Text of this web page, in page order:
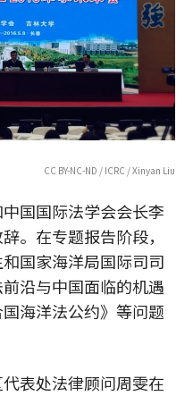
CC BY-NC-ND / ICRC / Xinyan Liu
国国际法学会会长李
。在专题报告阶段，
国家海洋局国际司司
沿与中国面临的机遇
海洋法公约》等问题
表处法律顾问周雯在